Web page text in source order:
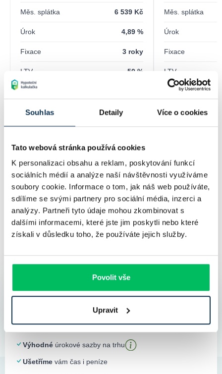
Souhlas Detaily Více o cookies
Tato webová stránka používá cookies
K personalizaci obsahu a reklam, poskytování funkcí
sociálních médií a analýze naší návštěvnosti využíváme
soubory cookie. Informace o tom, jak náš web používáte,
sdílíme se svými partnery pro sociální média, inzerci a
analýzy. Partneři tyto údaje mohou zkombinovat s
dalšími informacemi, které jste jim poskytli nebo které
získali v důsledku toho, že používáte jejich služby.
Povolit vše
Upravit
Měs. splátka 6 539 Kč
Úrok 4,89 %
Fixace 3 roky
LTV 50 %
Poplatky
Měs. splátka
Úrok
Fixace
LTV
Poplatky
nejvýhodnějších podmínek na hypotečním
trhu
Výhodné úrokové sazby na trhu
Ušetříme vám čas i peníze